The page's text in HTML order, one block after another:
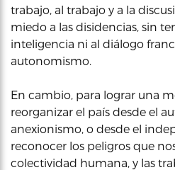
trabajo, al trabajo y a la
miedo a las disidencias, sin
inteligencia ni al diálogo
autonomismo.
En cambio, para lograr una
reorganizar el país desde el
anexionismo, o desde el
reconocer los peligros que
colectividad humana, y las